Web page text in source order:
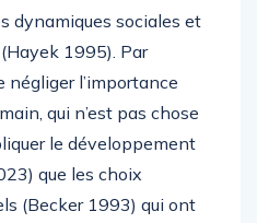
dynamiques sociales et
1995). Par
négliger l’importance
qui n’est pas chose
le développement
que les choix
(Becker 1993) qui ont